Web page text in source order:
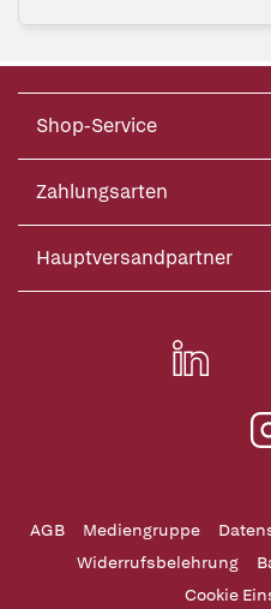
Shop-Service
Zahlungsarten
Hauptversandpartner
AGB Mediengruppe
Widerrufsbelehrung
Cookie